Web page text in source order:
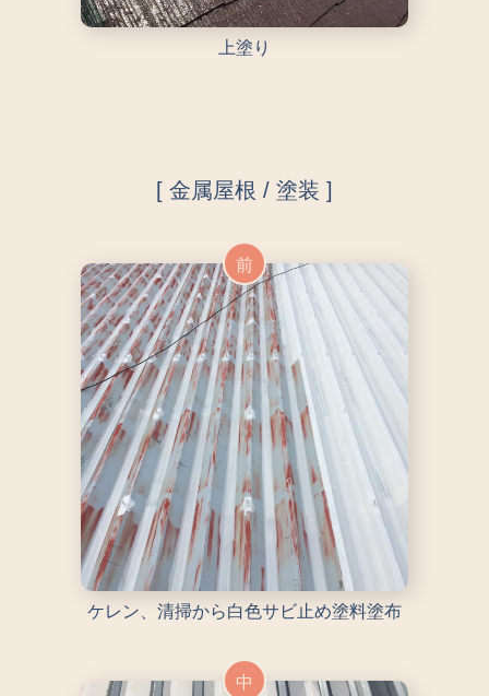
上塗り
[ 金属屋根 / 塗装 ]
前
ケレン、清掃から白色サビ止め塗料塗布
中